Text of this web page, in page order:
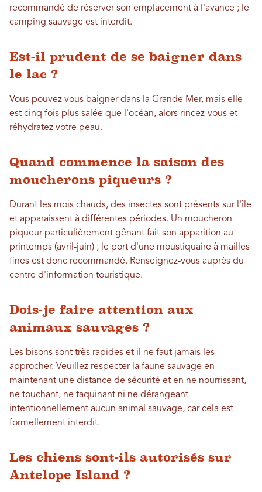
recommandé de réserver son emplacement à l'avance ; le
camping sauvage est interdit.
Est-il prudent de se baigner dans
le lac ?
Vous pouvez vous baigner dans la Grande Mer, mais elle
est cinq fois plus salée que l'océan, alors rincez-vous et
réhydratez votre peau.
Quand commence la saison des
moucherons piqueurs ?
Durant les mois chauds, des insectes sont présents sur l'île
et apparaissent à différentes périodes. Un moucheron
piqueur particulièrement gênant fait son apparition au
printemps (avril-juin) ; le port d'une moustiquaire à mailles
fines est donc recommandé. Renseignez-vous auprès du
centre d'information touristique.
Dois-je faire attention aux
animaux sauvages ?
Les bisons sont très rapides et il ne faut jamais les
approcher. Veuillez respecter la faune sauvage en
maintenant une distance de sécurité et en ne nourrissant,
ne touchant, ne taquinant ni ne dérangeant
intentionnellement aucun animal sauvage, car cela est
formellement interdit.
Les chiens sont-ils autorisés sur
Antelope Island ?